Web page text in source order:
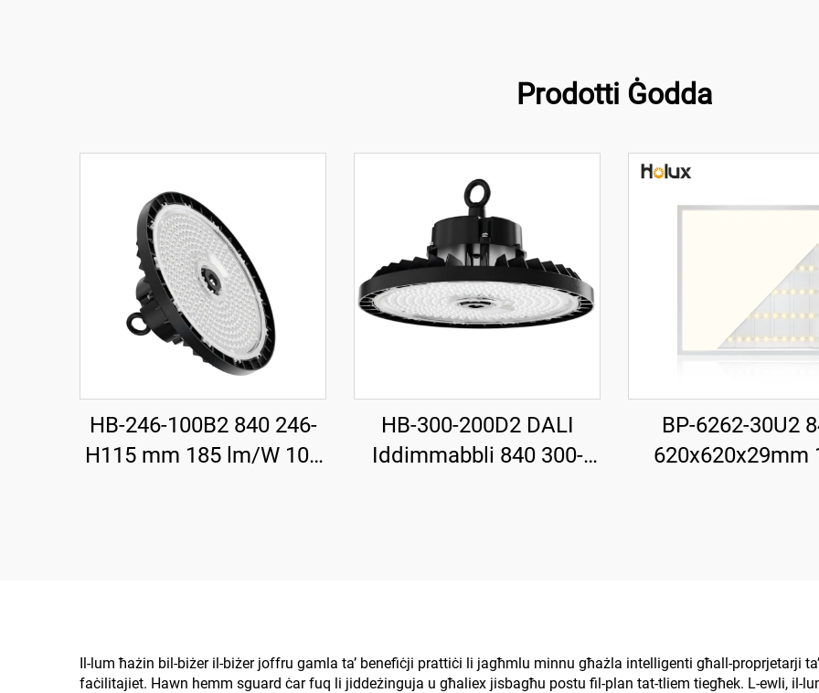
Prodotti Ġodda
HB-246-100B2 840 246-
H115 mm 185 lm/W 100
HB-300-200D2 DALI
Iddimmabbli 840 300-
BP-6262-30U2
620x620x29mm
Il-lum ħażin bil-biżer il-biżer joffru gamla ta’ benefiċji prattiċi li jagħmlu minnu għażla intelligenti għall-proprjetarji
faċilitajiet. Hawn hemm sguard ċar fuq li jiddeżinguja u għaliex jisbagħu postu fil-plan tat-tliem tiegħek. L-ewli, il-